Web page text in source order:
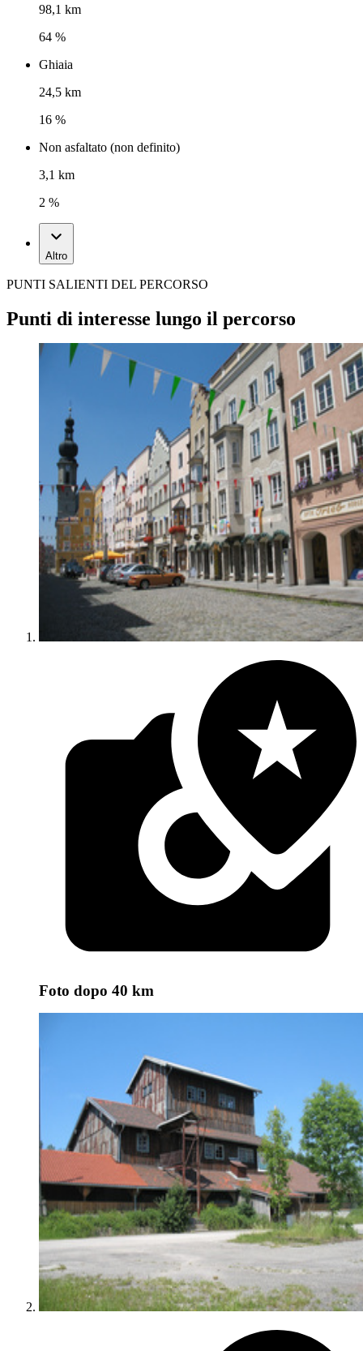
98,1 km
64 %
Ghiaia
24,5 km
16 %
Non asfaltato (non definito)
3,1 km
2 %
Altro
PUNTI SALIENTI DEL PERCORSO
Punti di interesse lungo il percorso
Foto dopo 40 km